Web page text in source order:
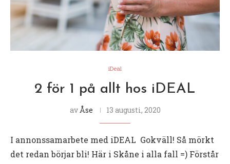
iDeal
2 för 1 på allt hos iDEAL
av Åse 13 augusti, 2020
I annonssamarbete med iDEAL Gokväll! Så mörkt
det redan börjar bli! Här i Skåne i alla fall =) Förstår